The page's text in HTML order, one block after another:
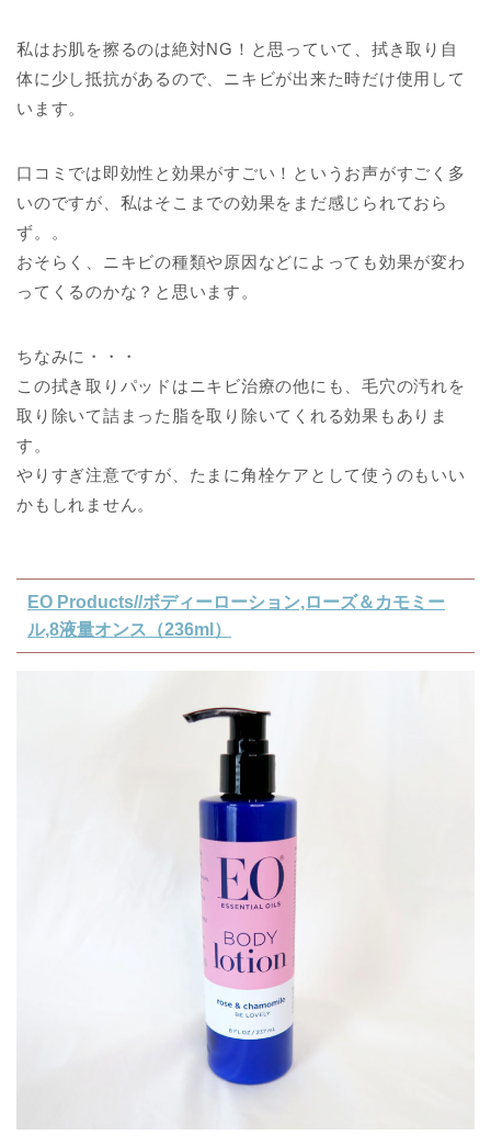
私はお肌を擦るのは絶対NG！と思っていて、拭き取り自
体に少し抵抗があるので、ニキビが出来た時だけ使用して
います。
口コミでは即効性と効果がすごい！というお声がすごく多
いのですが、私はそこまでの効果をまだ感じられておら
ず。。
おそらく、ニキビの種類や原因などによっても効果が変わ
ってくるのかな？と思います。
ちなみに・・・
この拭き取りパッドはニキビ治療の他にも、毛穴の汚れを
取り除いて詰まった脂を取り除いてくれる効果もありま
す。
やりすぎ注意ですが、たまに角栓ケアとして使うのもいい
かもしれません。
EO Products//ボディーローション,ローズ＆カモミー
ル,8液量オンス（236ml）